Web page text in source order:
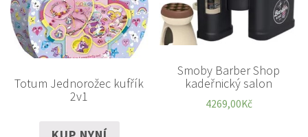
Totum Jednorožec kufřík
2v1
Smoby Barber Shop
kadeřnický salon
4269,00Kč